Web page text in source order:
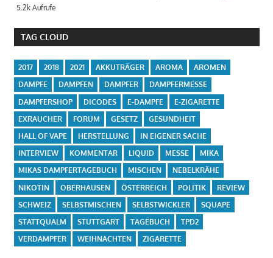
5.2k Aufrufe
TAG CLOUD
2017 2018 2021 AKKUTRÄGER AROMA
AROMEN
DAMPFE
DAMPFEN DAMPFER
DAMPFERMESSE
DAMPFERSHOP
DICODES E-DAMPFE
E-ZIGARETTE
EXRAUCHER
FORUM GESETZ
GESUNDHEIT
HALL OF VAPE
HERSTELLUNG
IN EIGENER SACHE
INTERVIEW
KOMMENTAR LIQUID MESSE
MIKA
MIKAS DAMPFERTAGEBUCH
MISCHEN
NEBELKRÄHE
NIKOTIN
OBERHAUSEN ÖSTERREICH POLITIK
REVIEW
SCHWEIZ
SELBSTMISCHEN SELBSTWICKLER
SQUAPE
STATTQUALM
STUTTGART TAGEBUCH
TPD2
VERDAMPFER
WEIHNACHTEN ZIGARETTE